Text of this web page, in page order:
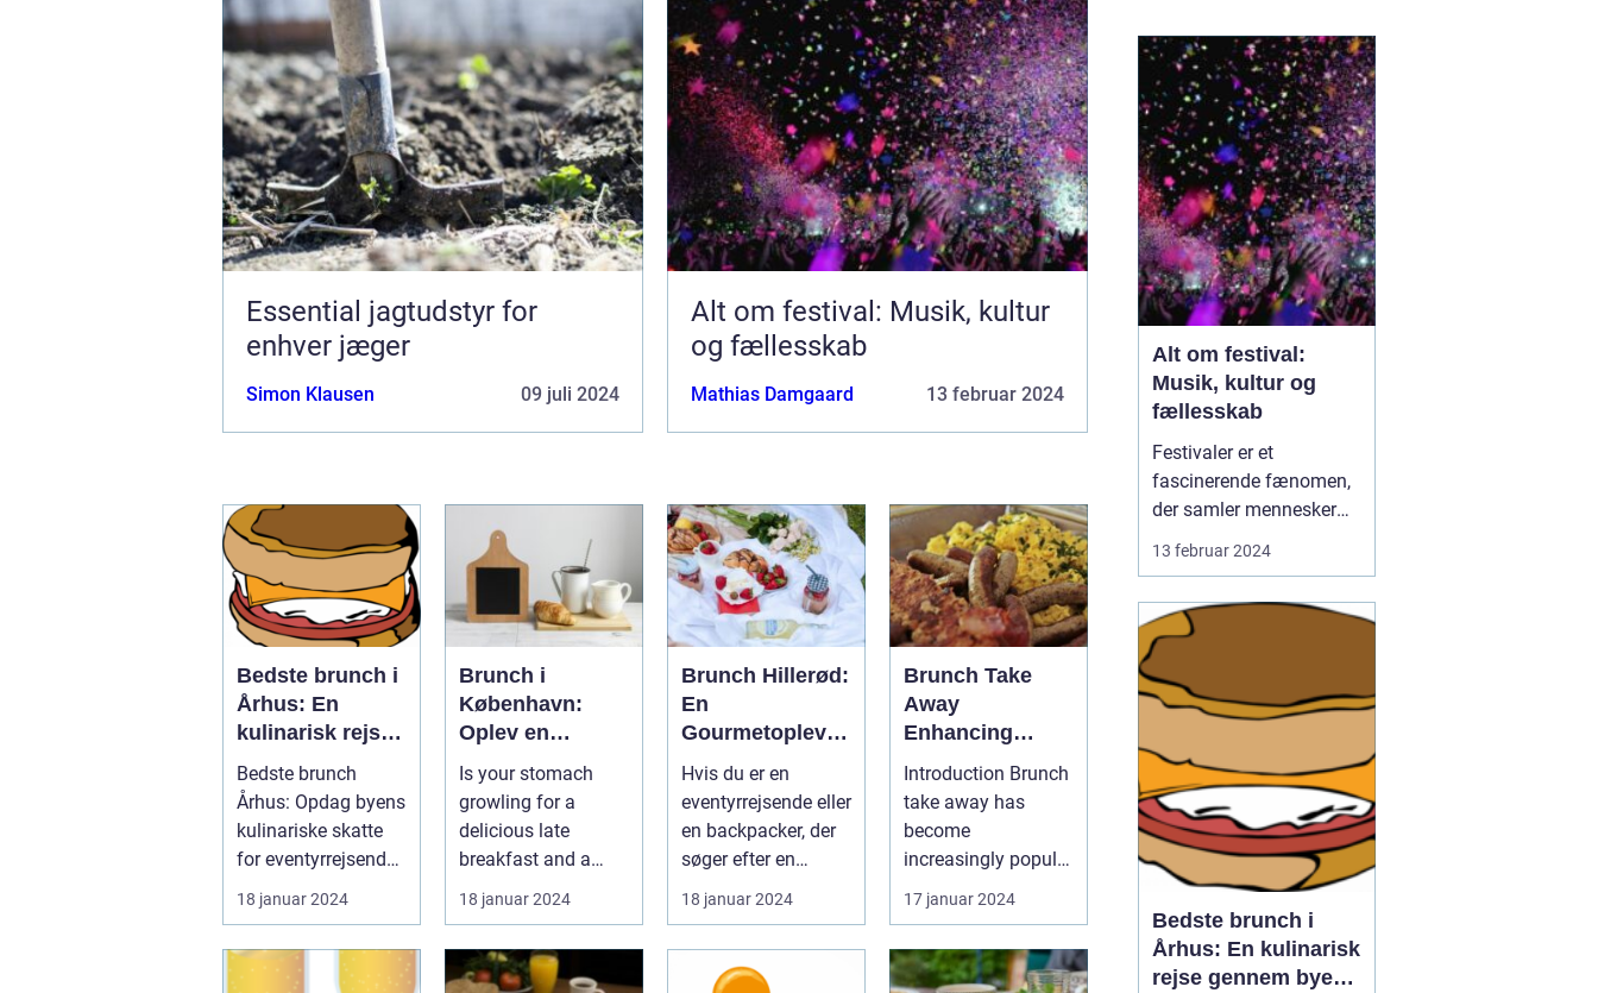
Essential jagtudstyr for
enhver jæger
Simon Klausen 09 juli 2024
Alt om festival: Musik, kultur
og fællesskab
Mathias Damgaard 13 februar 2024
Bedste brunch i
Århus: En
kulinarisk rejse
gennem byens
smagfulde
morgenmåltider
for
eventyrrejsende
og backpackere
Bedste brunch
Århus: Opdag byens
kulinariske skatte
for eventyrrejsende
og backpackere
Indledning: ...
18 januar 2024
Brunch i
København:
Oplev en
Kulinarisk
Eventyrrejse
Is your stomach
growling for a
delicious late
breakfast and a
hearty lunch
combined? Look no
further...
18 januar 2024
Brunch Hillerød:
En
Gourmetoplevel
se i
Nordsjælland
Hvis du er en
eventyrrejsende eller
en backpacker, der
søger efter en
uforglemmelig
gastronomisk opl...
18 januar 2024
Brunch Take
Away
Enhancing
Convenience
and Exploring
Culinary
Experiences
Introduction Brunch
take away has
become
increasingly popular
in recent years,
offering a
convenien...
17 januar 2024
jagttypen, terrænet og
jægerens personlige
præferencer. Fra den
grundl&...
Alt om festival:
Musik, kultur og
fællesskab
Festivaler er et
fascinerende fænomen,
der samler mennesker
fra alle verdens hjørner i
fællesskab. Uanset om
det er en lokal
gadefestival eller en stor
international
festivaler en unik ...
13 februar 2024
Bedste brunch i
Århus: En kulinarisk
rejse gennem byens